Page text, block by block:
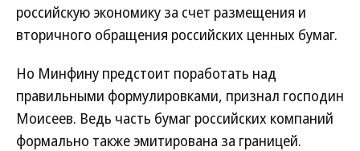
российскую экономику за счет размещения и
вторичного обращения российских ценных бумаг.
Но Минфину предстоит поработать над
правильными формулировками, признал господин
Моисеев. Ведь часть бумаг российских компаний
формально также эмитирована за границей.